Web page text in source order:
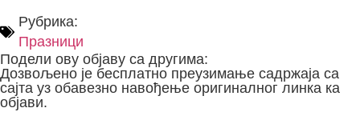
Рубрика:
Празници
Подели ову објаву са другима:
Дозвољено је бесплатно преузимање садржаја са
сајта уз обавезно навођење оригиналног линка ка
објави.